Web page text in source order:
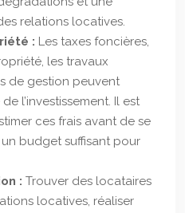
relations locatives.
: Les taxes foncières,
les travaux
de gestion peuvent
l’investissement. Il est
ces frais avant de se
budget suffisant pour
: Trouver des locataires
locatives, réaliser